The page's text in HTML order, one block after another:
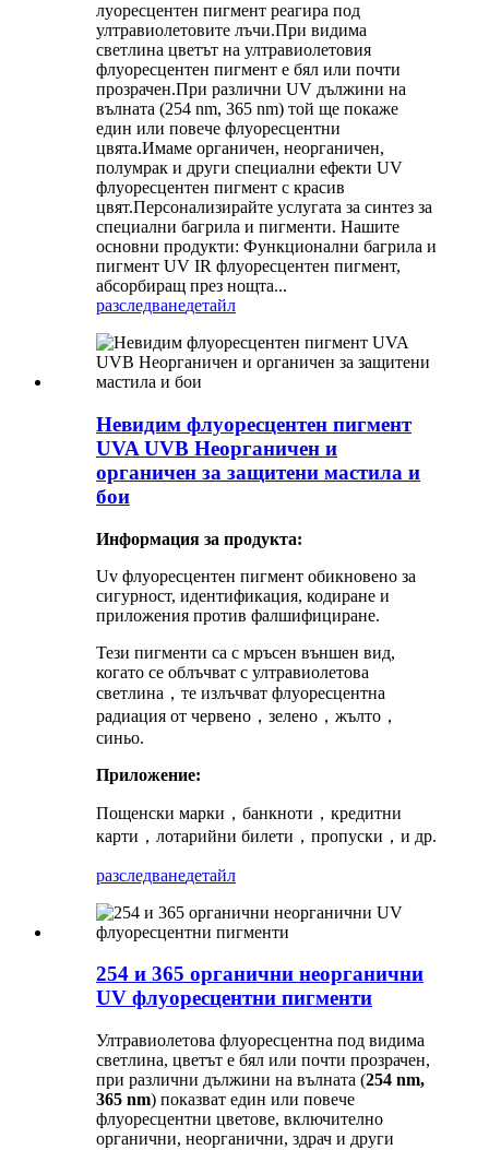
луоресцентен пигмент реагира под
ултравиолетовите лъчи.При видима
светлина цветът на ултравиолетовия
флуоресцентен пигмент е бял или почти
прозрачен.При различни UV дължини на
вълната (254 nm, 365 nm) той ще покаже
един или повече флуоресцентни
цвята.Имаме органичен, неорганичен,
полумрак и други специални ефекти UV
флуоресцентен пигмент с красив
цвят.Персонализирайте услугата за синтез за
специални багрила и пигменти. Нашите
основни продукти: Функционални багрила и
пигмент UV IR флуоресцентен пигмент,
абсорбиращ през нощта...
разследванедетайл
Невидим флуоресцентен пигмент
UVA UVB Неорганичен и
органичен за защитени мастила и
бои
Информация за продукта:
Uv флуоресцентен пигмент обикновено за
сигурност, идентификация, кодиране и
приложения против фалшифициране.
Тези пигменти са с мръсен външен вид,
когато се облъчват с ултравиолетова
светлина，те излъчват флуоресцентна
радиация от червено，зелено，жълто，
синьо.
Приложение:
Пощенски марки，банкноти，кредитни
карти，лотарийни билети，пропуски，и др.
разследванедетайл
254 и 365 органични неорганични
UV флуоресцентни пигменти
Ултравиолетова флуоресцентна под видима
светлина, цветът е бял или почти прозрачен,
при различни дължини на вълната (254 nm,
365 nm) показват един или повече
флуоресцентни цветове, включително
органични, неорганични, здрач и други